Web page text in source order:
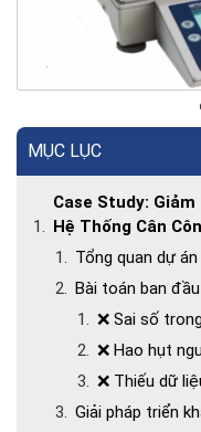
MỤC LỤC
Case Study:
Hệ Thống Cân
Tổng quan dự án
Bài toán ban đầu
❌ Sai số
❌ Hao hụt
❌ Thiếu dữ
Giải pháp triển